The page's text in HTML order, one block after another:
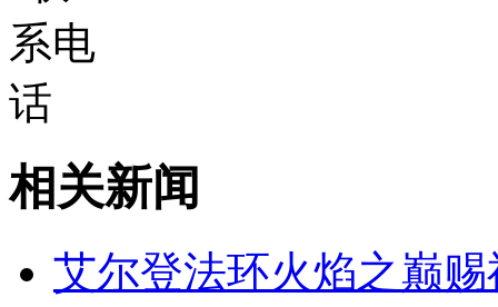
相关新闻
艾尔登法环火焰之巅